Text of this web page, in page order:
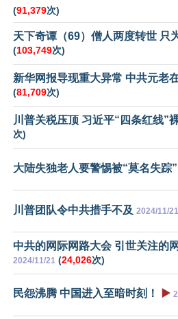
(91,379次)
天下奇谭（69）僧人两度转世 只
(103,749次)
新华网报导现重大异常 中共元老
(81,709次)
川普关税压顶 习近平“四条红线”
次)
大陆失独老人要警惕被“莫名失踪”
川普团队令中共措手不及 2024/11/21
中共的网际网路大会 引世关注的
2024/11/21 (24,026次)
民怨沸腾 中国进入至暗时刻！ ▶️